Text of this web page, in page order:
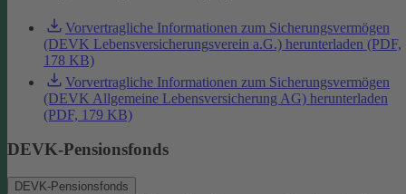
Vorvertragliche Informationen zum Sicherungsvermögen
(DEVK Lebensversicherungsverein a.G.) herunterladen (PDF,
178 KB)
Vorvertragliche Informationen zum Sicherungsvermögen
(DEVK Allgemeine Lebensversicherung AG) herunterladen
(PDF, 179 KB)
DEVK-Pensionsfonds
DEVK-Pensionsfonds